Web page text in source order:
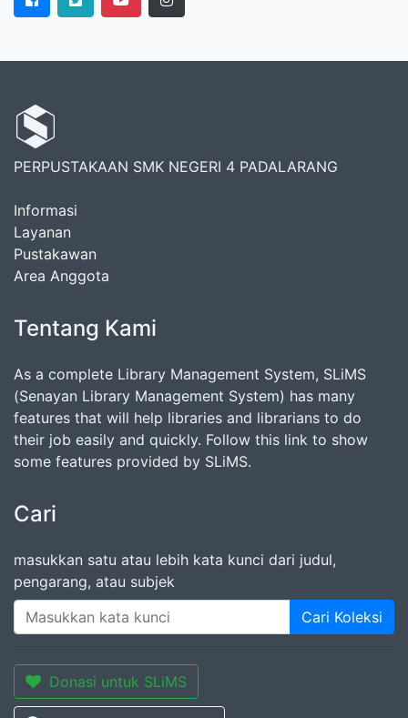
PERPUSTAKAAN SMK NEGERI 4 PADALARANG
Informasi
Layanan
Pustakawan
Area Anggota
Tentang Kami
As a complete Library Management System, SLiMS
(Senayan Library Management System) has many
features that will help libraries and librarians to do
their job easily and quickly. Follow this link to show
some features provided by SLiMS.
Cari
masukkan satu atau lebih kata kunci dari judul,
pengarang, atau subjek
Cari Koleksi
Donasi untuk SLiMS